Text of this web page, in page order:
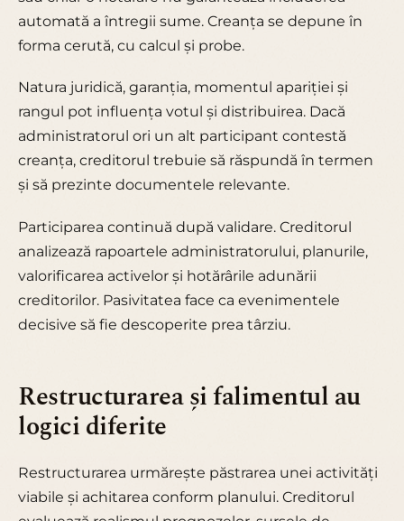
automată a întregii sume. Creanța se depune în
forma cerută, cu calcul și probe.
Natura juridică, garanția, momentul apariției și
rangul pot influența votul și distribuirea. Dacă
administratorul ori un alt participant contestă
creanța, creditorul trebuie să răspundă în termen
și să prezinte documentele relevante.
Participarea continuă după validare. Creditorul
analizează rapoartele administratorului, planurile,
valorificarea activelor și hotărârile adunării
creditorilor. Pasivitatea face ca evenimentele
decisive să fie descoperite prea târziu.
Restructurarea și falimentul au
logici diferite
Restructurarea urmărește păstrarea unei activități
viabile și achitarea conform planului. Creditorul